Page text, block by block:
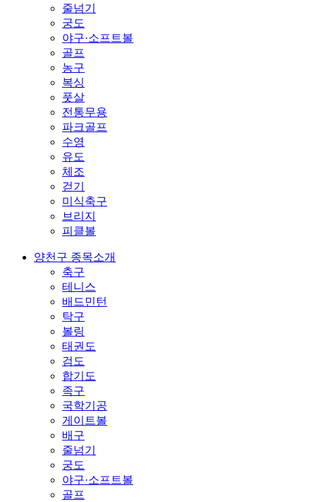
줄넘기
궁도
야구·소프트볼
골프
농구
복싱
풋살
전통무용
파크골프
수영
유도
체조
걷기
미식축구
브리지
피클볼
양천구 종목소개
축구
테니스
배드민턴
탁구
볼링
태권도
검도
합기도
족구
국학기공
게이트볼
배구
줄넘기
궁도
야구·소프트볼
골프